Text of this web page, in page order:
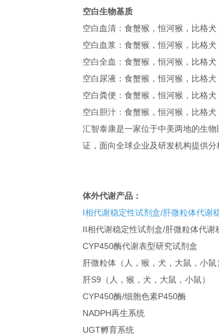
空白生物基质
空白血清：食蟹猴，恒河猴，比格
空白血浆：食蟹猴，恒河猴，比格
空白全血：食蟹猴，恒河猴，比格
空白尿液：食蟹猴，恒河猴，比格犬
空白粪便：食蟹猴，恒河猴，比格犬
空白胆汁：食蟹猴，恒河猴，比格犬
汇智泰康是一家位于中美两地的生
证，面向全球企业及研发机构提供
体外代谢产品：
Ⅰ相代谢稳定性试剂盒/肝微粒体代谢
II相代谢稳定性试剂盒/肝微粒体代
CYP450酶代谢表型研究试剂盒
肝微粒体（人，猴，犬，大鼠，小鼠
肝S9（人，猴，犬，大鼠，小鼠）
CYP450酶/细胞色素P450酶
NADPH再生系统
UGT孵育系统